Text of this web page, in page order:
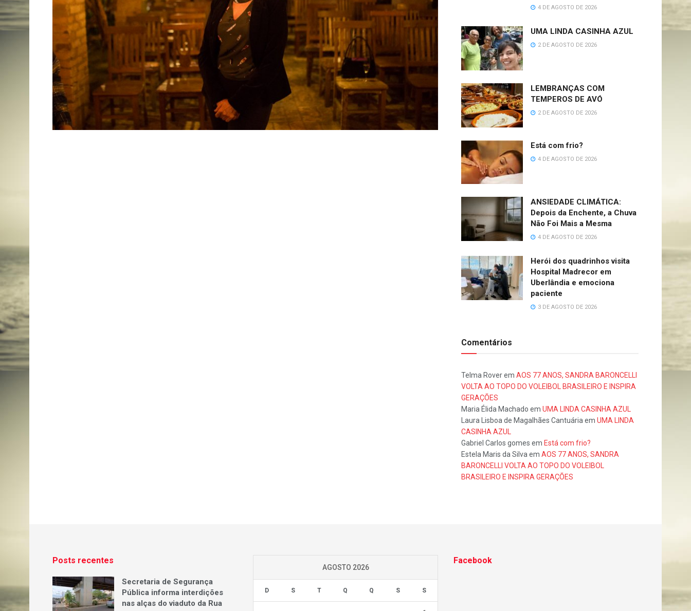
4 DE AGOSTO DE 2026
UMA LINDA CASINHA AZUL
2 DE AGOSTO DE 2026
LEMBRANÇAS COM
TEMPEROS DE AVÓ
2 DE AGOSTO DE 2026
Está com frio?
4 DE AGOSTO DE 2026
ANSIEDADE CLIMÁTICA:
Depois da Enchente, a Chuva
Não Foi Mais a Mesma
4 DE AGOSTO DE 2026
Herói dos quadrinhos visita
Hospital Madrecor em
Uberlândia e emociona
paciente
3 DE AGOSTO DE 2026
Comentários
Telma Roverem AOS 77 ANOS, SANDRA BARONCELLI
VOLTA AO TOPO DO VOLEIBOL BRASILEIRO E INSPIRA
GERAÇÕES
Maria Élida Machado em UMA LINDA CASINHA AZUL
Laura Lisboa de Magalhães Cantuáriaem UMA LINDA
CASINHA AZUL
Gabriel Carlos gomes em Está com frio?
Estela Maris da Silvaem AOS 77 ANOS, SANDRA
BARONCELLI VOLTA AO TOPO DO VOLEIBOL
BRASILEIRO E INSPIRA GERAÇÕES
Posts recentes
Secretaria de Segurança
Pública informa interdições
nas alças do viaduto da Rua
AGOSTO 2026
D S T Q Q S S
Facebook